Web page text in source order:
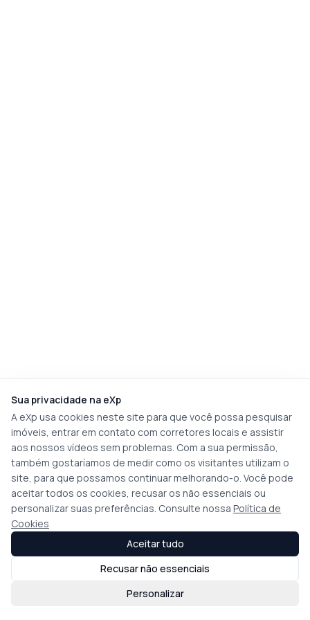
Sua privacidade na eXp
A eXp usa cookies neste site para que você possa pesquisar
imóveis, entrar em contato com corretores locais e assistir
aos nossos vídeos sem problemas. Com a sua permissão,
também gostaríamos de medir como os visitantes utilizam o
site, para que possamos continuar melhorando-o. Você pode
aceitar todos os cookies, recusar os não essenciais ou
personalizar suas preferências. Consulte nossa Política de
Cookies
Personalizar
Recusar não essenciais
Aceitar tudo